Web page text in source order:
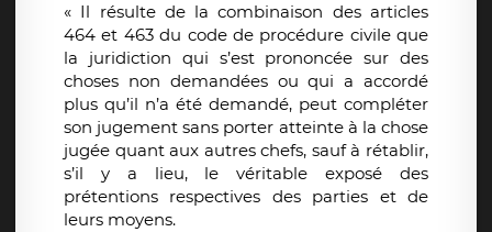
« Il résulte de la combinaison des articles
464 et 463 du code de procédure civile que
la juridiction qui s’est prononcée sur des
choses non demandées ou qui a accordé
plus qu’il n’a été demandé, peut compléter
son jugement sans porter atteinte à la chose
jugée quant aux autres chefs, sauf à rétablir,
s’il y a lieu, le véritable exposé des
prétentions respectives des parties et de
leurs moyens.